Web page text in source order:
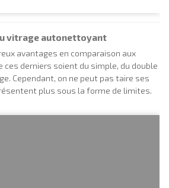
vitrage autonettoyant
avantages en comparaison aux
ces derniers soient du simple, du double
Cependant, on ne peut pas taire ses
plus sous la forme de limites.